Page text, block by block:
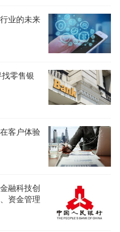
业的未来
零售银
客户体验
融科技创
资金管理